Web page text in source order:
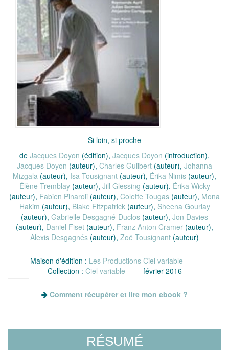
Si loin, si proche
de Jacques Doyon (édition), Jacques Doyon (introduction),
Jacques Doyon (auteur), Charles Guilbert (auteur), Johanna
Mizgala (auteur), Isa Tousignant (auteur), Érika Nimis (auteur),
Élène Tremblay(auteur), Jill Glessing (auteur), Érika Wicky
(auteur), Fabien Pinaroli (auteur), Colette Tougas (auteur), Mona
Hakim (auteur), Blake Fitzpatrick (auteur), Sheena Gourlay
(auteur), Gabrielle Desgagné-Duclos (auteur), Jon Davies
(auteur), Daniel Fiset (auteur), Franz Anton Cramer (auteur),
Alexis Desgagnés (auteur), Zoë Tousignant (auteur)
Maison d'édition : Les Productions Ciel variable
Collection : Ciel variable février 2016
Comment récupérer et lire mon ebook ?
RÉSUMÉ